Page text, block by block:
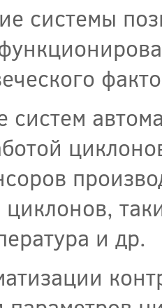
системы
систем
циклонов,
и др.